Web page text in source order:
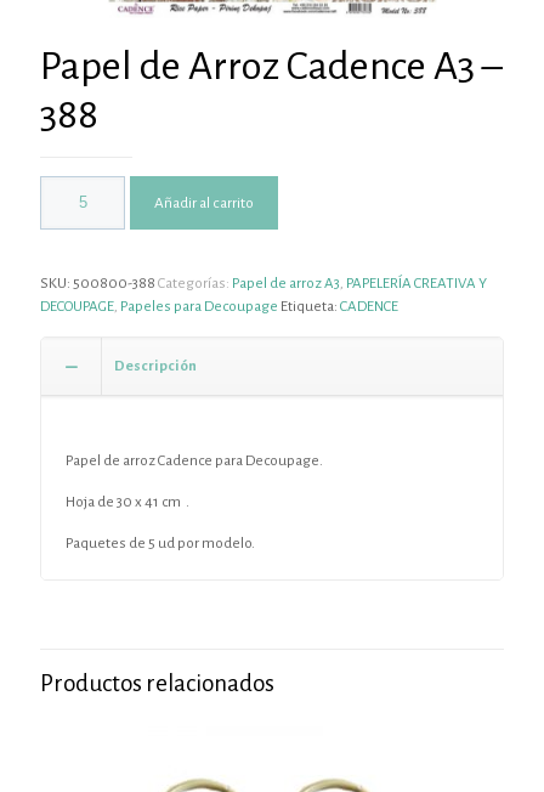
Papel de Arroz Cadence A3 –
388
Añadir al carrito
SKU: 500800-388 Categorías: Papel de arroz A3, PAPELERÍA CREATIVA Y
DECOUPAGE, Papeles para Decoupage Etiqueta: CADENCE
Descripción
Papel de arroz Cadence para Decoupage.
Hoja de 30 x 41 cm .
Paquetes de 5 ud por modelo.
Productos relacionados